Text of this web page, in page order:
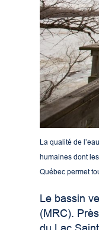
La qualité de
humaines dont
Québec permet
Le bassin
(MRC).